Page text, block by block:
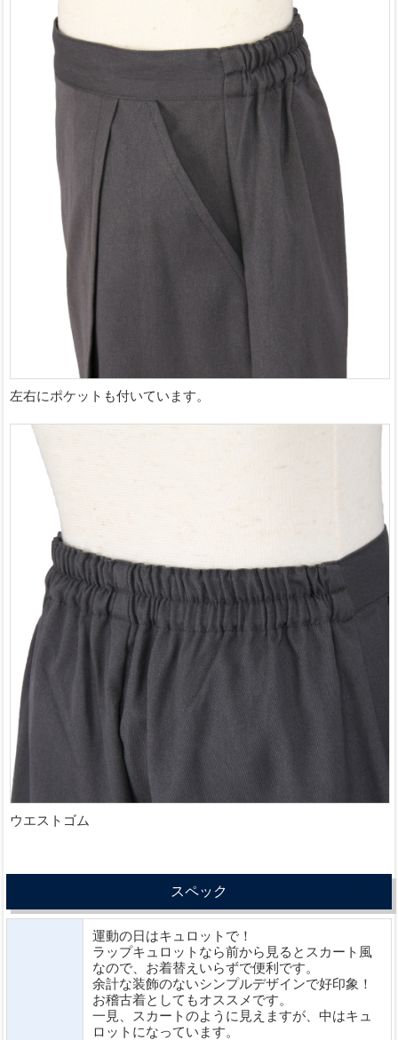
左右にポケットも付いています。
ウエストゴム
スペック
運動の日はキュロットで！
ラップキュロットなら前から見るとスカート風
なので、お着替えいらずで便利です。
余計な装飾のないシンプルデザインで好印象！
お稽古着としてもオススメです。
一見、スカートのように見えますが、中はキュ
ロットになっています。